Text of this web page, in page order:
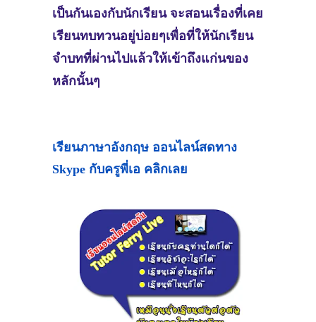
เป็นกันเองกับนักเรียน จะสอนเรื่องที่เคย
เรียนทบทวนอยู่บ่อยๆเพื่อที่ให้นักเรียน
จำบทที่ผ่านไปแล้วให้เข้าถึงแก่นของ
หลักนั้นๆ
เรียนภาษาอังกฤษ ออนไลน์สดทาง
Skype กับครูพี่เอ คลิกเลย